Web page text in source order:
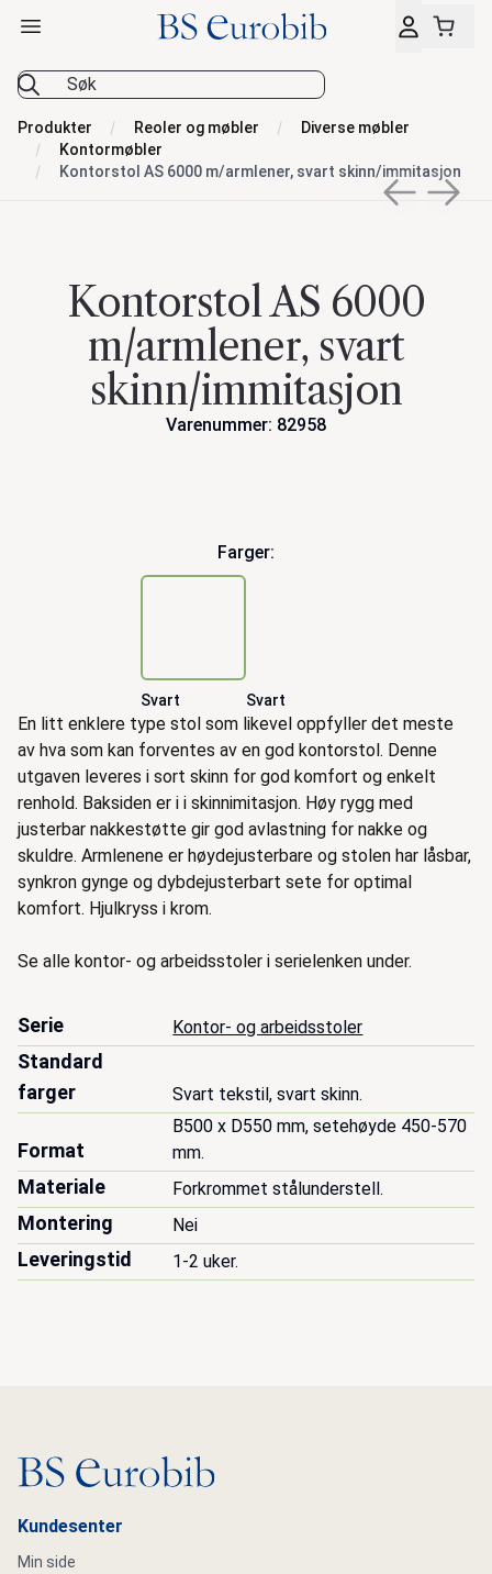
BS Eurobib
Åpne hovedmeny
Produkter Reoler og møbler
Diverse møbler
Kontormøbler
Kontorstol AS 6000 m/armlener, svart skinn/immitasjon
Previous
Next
Kontorstol AS 6000
m/armlener, svart
skinn/immitasjon
Varenummer: 82958
Farger:
Svart Svart
Beskrivelse
En litt enklere type stol som likevel oppfyller det meste
av hva som kan forventes av en god kontorstol. Denne
utgaven leveres i sort skinn for god komfort og enkelt
renhold. Baksiden er i i skinnimitasjon. Høy rygg med
justerbar nakkestøtte gir god avlastning for nakke og
skuldre. Armlenene er høydejusterbare og stolen har låsbar,
synkron gynge og dybdejusterbart sete for optimal
komfort. Hjulkryss i krom.
Se alle kontor- og arbeidsstoler i serielenken under.
Serie Kontor- og arbeidsstoler
Standard
farger
Svart tekstil, svart skinn.
Format
B500 x D550 mm, setehøyde 450-570
mm.
Materiale Forkrommet stålunderstell.
Montering Nei
Leveringstid 1-2 uker.
Gå til hovedsiden
Kundesenter
Min side